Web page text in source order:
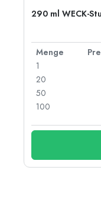
290 ml WECK-
Menge
1
20
50
100